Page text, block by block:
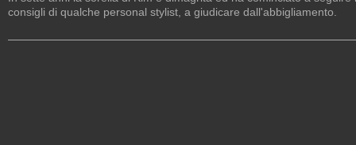
consigli di qualche personal stylist, a giudicare dall'abbigliamento.